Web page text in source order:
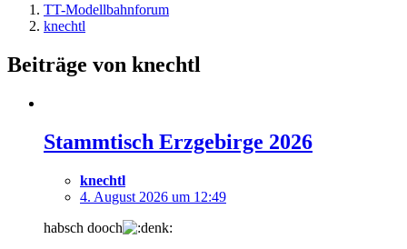
TT-Modellbahnforum
knechtl
Beiträge von knechtl
Stammtisch Erzgebirge 2026
knechtl
4. August 2026 um 12:49
habsch dooch